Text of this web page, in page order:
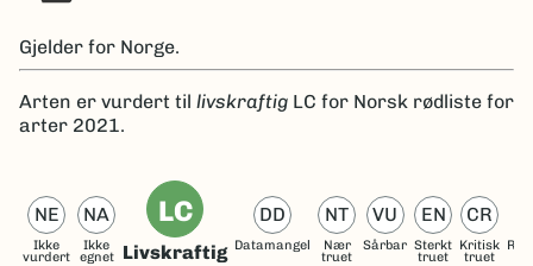
Gjelder for Norge.
Arten er vurdert til livskraftig LC for Norsk rødliste for
arter 2021.
NE
Ikke
vurdert
NA
Ikke
egnet
LC
Livskraftig
DD
Datamangel
NT
Nær
truet
VU
Sårbar
EN
Sterkt
truet
CR
Kritisk
truet